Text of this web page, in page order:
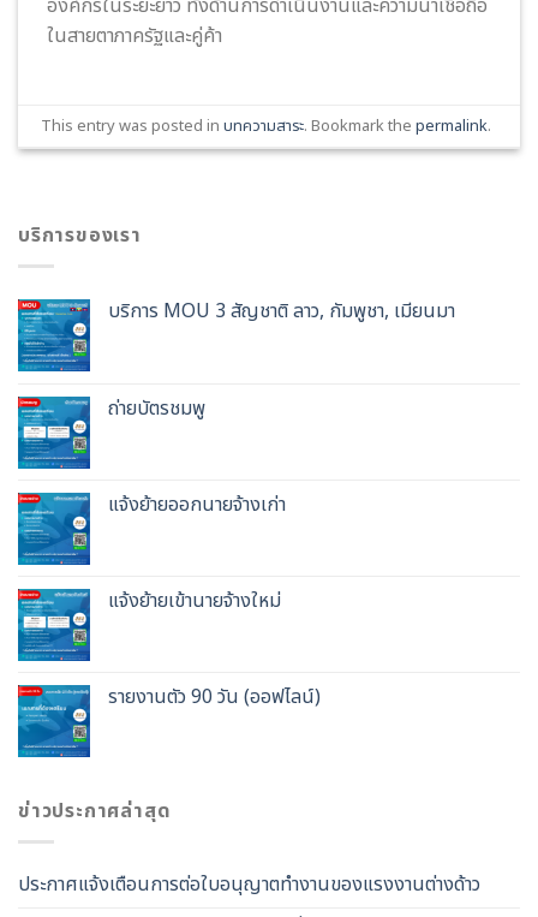
ในสายตาภาครัฐและคู่ค้า
This entry was posted inบทความสาระ. Bookmark thepermalink.
บริการของเรา
บริการ MOU 3 สัญชาติ ลาว, กัมพูชา, เมียนมา
ถ่ายบัตรชมพู
แจ้งย้ายออกนายจ้างเก่า
แจ้งย้ายเข้านายจ้างใหม่
รายงานตัว 90 วัน (ออฟไลน์)
ข่าวประกาศล่าสุด
ประกาศแจ้งเตือนการต่อใบอนุญาตทำงานของแรงงานต่างด้าว